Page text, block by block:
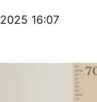
16:07